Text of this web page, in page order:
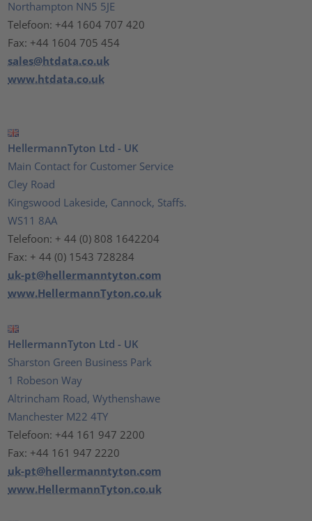
Northampton NN5 5JE
Telefoon: +44 1604 707 420
Fax: +44 1604 705 454
sales@htdata.co.uk
www.htdata.co.uk
HellermannTyton Ltd - UK
Main Contact for Customer Service
Cley Road
Kingswood Lakeside, Cannock, Staffs.
WS11 8AA
Telefoon: + 44 (0) 808 1642204
Fax: + 44 (0) 1543 728284
uk-pt@hellermanntyton.com
www.HellermannTyton.co.uk
HellermannTyton Ltd - UK
Sharston Green Business Park
1 Robeson Way
Altrincham Road, Wythenshawe
Manchester M22 4TY
Telefoon: +44 161 947 2200
Fax: +44 161 947 2220
uk-pt@hellermanntyton.com
www.HellermannTyton.co.uk